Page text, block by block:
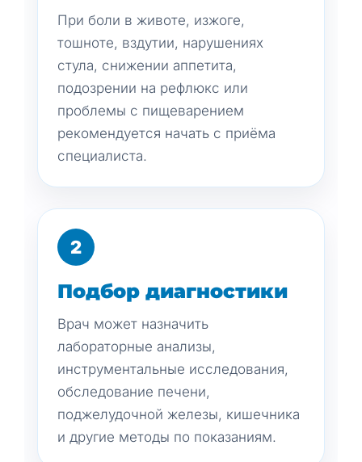
При боли в животе, изжоге,
тошноте, вздутии, нарушениях
стула, снижении аппетита,
подозрении на рефлюкс или
проблемы с пищеварением
рекомендуется начать с приёма
специалиста.
2
Подбор диагностики
Врач может назначить
лабораторные анализы,
инструментальные исследования,
обследование печени,
поджелудочной железы, кишечника
и другие методы по показаниям.